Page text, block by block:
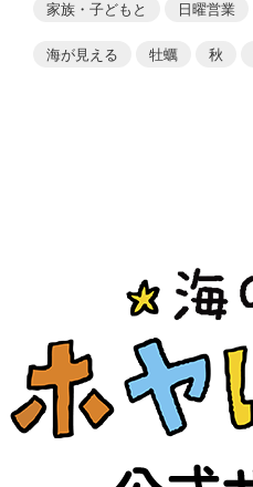
家族・子どもと 日曜営業
海が見える 牡蠣 秋